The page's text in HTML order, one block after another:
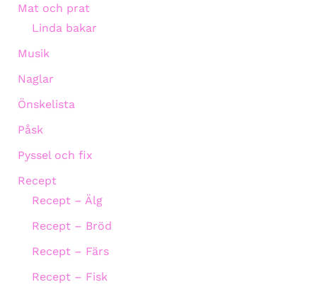
Mat och prat
Linda bakar
Musik
Naglar
Önskelista
Påsk
Pyssel och fix
Recept
Recept – Älg
Recept – Bröd
Recept – Färs
Recept – Fisk